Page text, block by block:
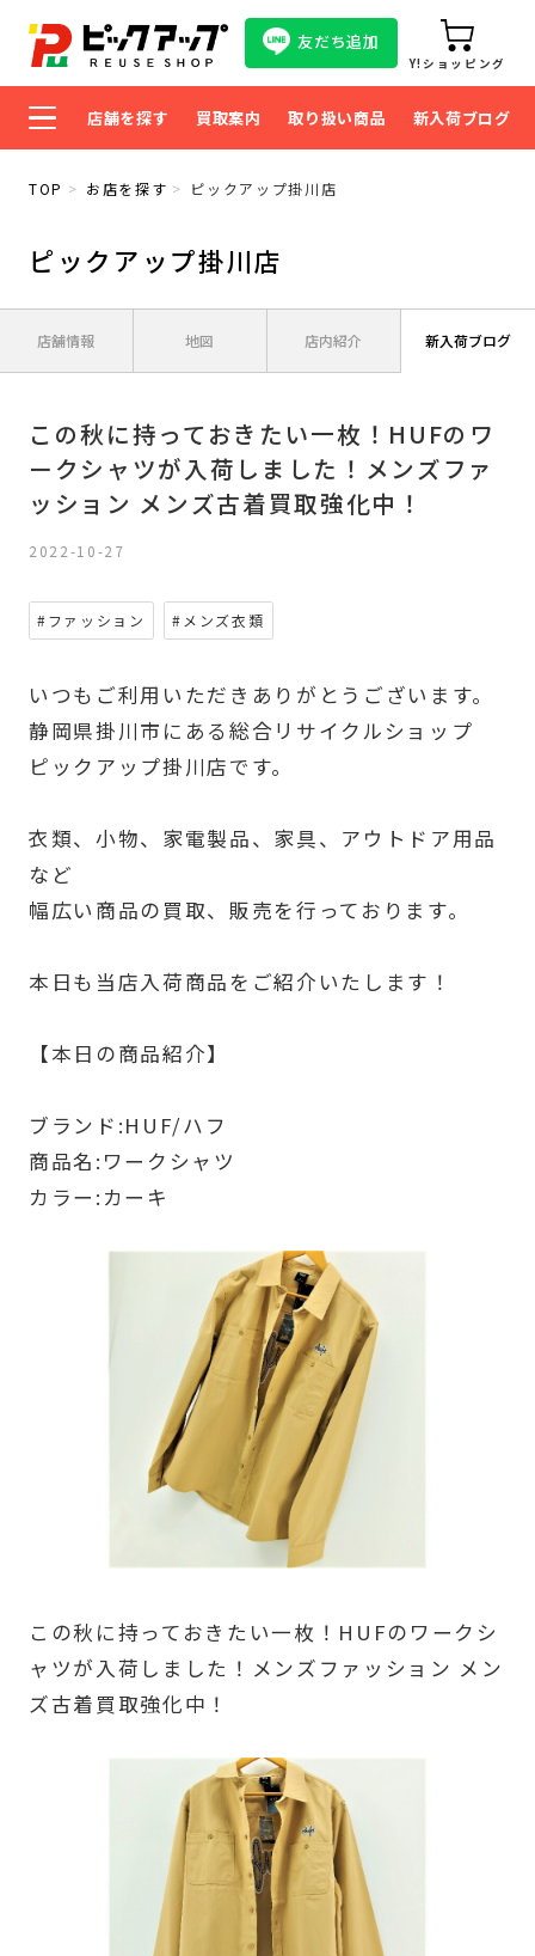
友だち追加
Y!ショッピング
店舗を探す 買取案内 取り扱い商品 新入荷ブログ
TOP お店を探す ピックアップ掛川店
ピックアップ掛川店
店舗情報 地図 店内紹介 新入荷ブログ
この秋に持っておきたい一枚！HUFのワ
ークシャツが入荷しました！メンズファ
ッション メンズ古着買取強化中！
2022-10-27
#ファッション #メンズ衣類
いつもご利用いただきありがとうございます。
静岡県掛川市にある総合リサイクルショップ
ピックアップ掛川店です。
衣類、小物、家電製品、家具、アウトドア用品
など
幅広い商品の買取、販売を行っております。
本日も当店入荷商品をご紹介いたします！
【本日の商品紹介】
ブランド:HUF/ハフ
商品名:ワークシャツ
カラー:カーキ
この秋に持っておきたい一枚！HUFのワークシ
ャツが入荷しました！メンズファッション メン
ズ古着買取強化中！